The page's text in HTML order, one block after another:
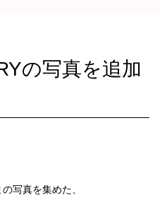
の写真を追加
写真を集めた、